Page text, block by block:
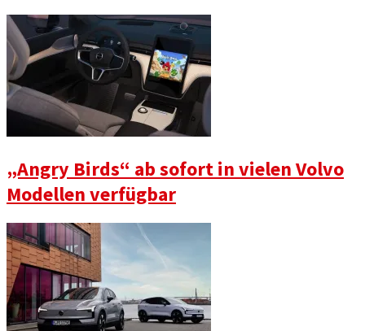
„Angry Birds“ ab sofort in vielen Volvo
Modellen verfügbar